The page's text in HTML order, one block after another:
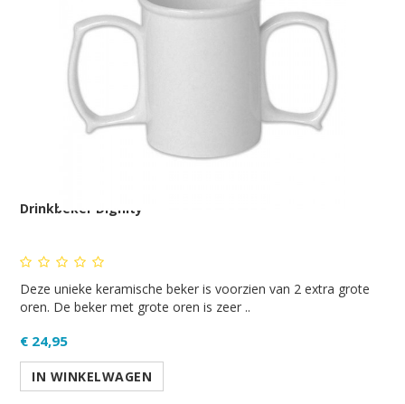
Drinkbeker Dignity
Deze unieke keramische beker is voorzien van 2 extra grote
oren. De beker met grote oren is zeer ..
€ 24,95
IN WINKELWAGEN